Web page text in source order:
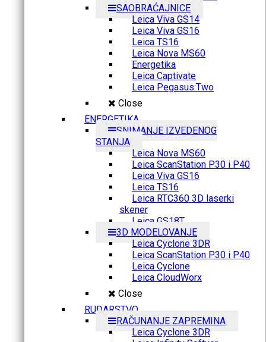
SAOBRAĆAJNICE
Leica Viva GS14
Leica Viva GS16
Leica TS16
Leica Nova MS60
Energetika
Leica Captivate
Leica Pegasus:Two
Close
ENERGETIKA
SNIMANJE IZVEDENOG
STANJA
Leica Nova MS60
Leica ScanStation P30 i P40
Leica Viva GS16
Leica TS16
Leica RTC360 3D laserki
skener
Leica GS18T
3D MODELOVANJE
Leica Cyclone 3DR
Leica ScanStation P30 i P40
Leica Cyclone
Leica CloudWorx
Close
RUDARSTVO
RAČUNANJE ZAPREMINA
Leica Cyclone 3DR